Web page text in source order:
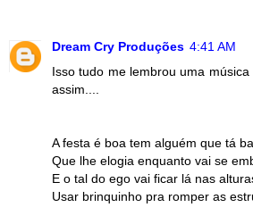
Dream Cry Produções 4:41 AM
Isso tudo me lembrou uma
assim....
A festa é boa tem alguém que tá
Que lhe elogia enquanto vai se
E o tal do ego vai ficar lá nas
Usar brinquinho pra romper as